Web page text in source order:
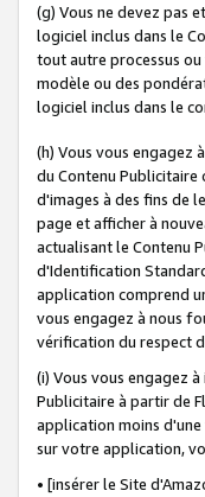
(g) Vous ne devez pas
logiciel inclus dans le
tout autre processus
modèle ou des
logiciel inclus dans le
(h) Vous vous engagez
du Contenu Publicitaire
d'images à des fins de
page et afficher à
actualisant le Contenu
d'Identification
application comprend
vous engagez à nous
vérification du respect
(i) Vous vous engagez
Publicitaire à partir de
application moins
sur votre application,
• [insérer le Site